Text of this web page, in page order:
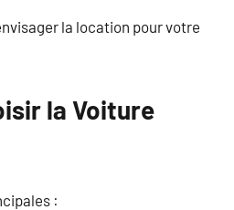
la location pour votre
la Voiture
: